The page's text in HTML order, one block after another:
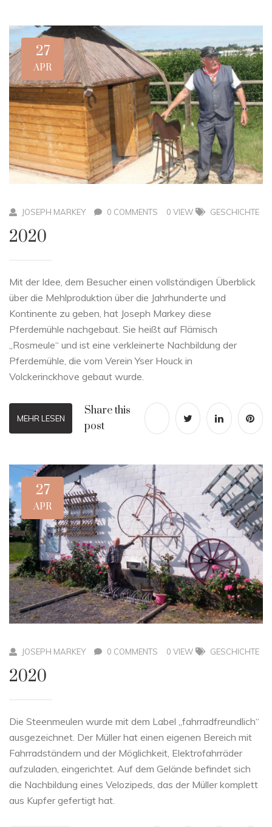
27
APR
JOSEPH MARKEY 0 COMMENTS 0 VIEW GESCHICHTE
2020
Mit der Idee, dem Besucher einen vollständigen Überblick
über die Mehlproduktion über die Jahrhunderte und
Kontinente zu geben, hat Joseph Markey diese
Pferdemühle nachgebaut. Sie heißt auf Flämisch
„Rosmeule“ und ist eine verkleinerte Nachbildung der
Pferdemühle, die vom Verein Yser Houck in
Volckerinckhove gebaut wurde.
MEHR LESEN
Share this
post
27
APR
JOSEPH MARKEY 0 COMMENTS 0 VIEW GESCHICHTE
2020
Die Steenmeulen wurde mit dem Label „fahrradfreundlich“
ausgezeichnet. Der Müller hat einen eigenen Bereich mit
Fahrradständern und der Möglichkeit, Elektrofahrräder
aufzuladen, eingerichtet. Auf dem Gelände befindet sich
die Nachbildung eines Velozipeds, das der Müller komplett
aus Kupfer gefertigt hat.